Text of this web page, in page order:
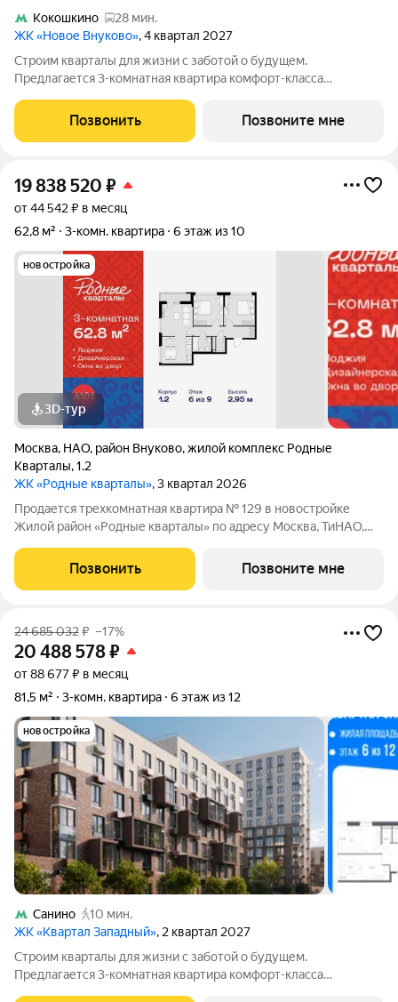
Кокошкино
28 мин.
ЖК «Новое Внуково», 4 квартал 2027
Строим кварталы для жизни с заботой о будущем.
Предлагается 3-комнатная квартира комфорт-класса
этаже, в жилом комплексе "Новое Внуково". Застройщик
сдает квартиру с отделкой в нескольких
Позвонить Позвоните мне
19 838 520 ₽
от 44 542 ₽ в месяц
62,8 м²
3-комн. квартира 6 этаж из 10
новостройка
3D-тур
Москва, НАО, район Внуково,жилой комплекс Родные
Кварталы,1.2
ЖК «Родные кварталы», 3 квартал 2026
Продается трехкомнатная квартира № 129 в новостройке
Жилой район «Родные кварталы» по адресу Москва, ТиНАО,
Родные Кварталы, 1.2, район Внуково, Новомосковский
административный округ, Москва. Общая
Позвонить Позвоните мне
24 685 032₽ –17%
20 488 578₽
от 88 677 ₽ в месяц
81,5 м²
3-комн. квартира 6 этаж из 12
новостройка
Санино
10 мин.
ЖК «Квартал Западный», 2 квартал 2027
Строим кварталы для жизни с заботой о будущем.
Предлагается 3-комнатная квартира комфорт-класса